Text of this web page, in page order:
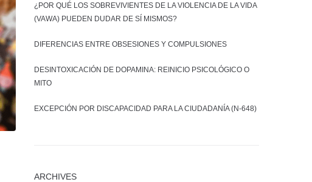
¿POR QUÉ LOS SOBREVIVIENTES DE LA VIOLENCIA DE LA VIDA
(VAWA) PUEDEN DUDAR DE SÍ MISMOS?
DIFERENCIAS ENTRE OBSESIONES Y COMPULSIONES
DESINTOXICACIÓN DE DOPAMINA: REINICIO PSICOLÓGICO O
MITO
EXCEPCIÓN POR DISCAPACIDAD PARA LA CIUDADANÍA (N-648)
ARCHIVES